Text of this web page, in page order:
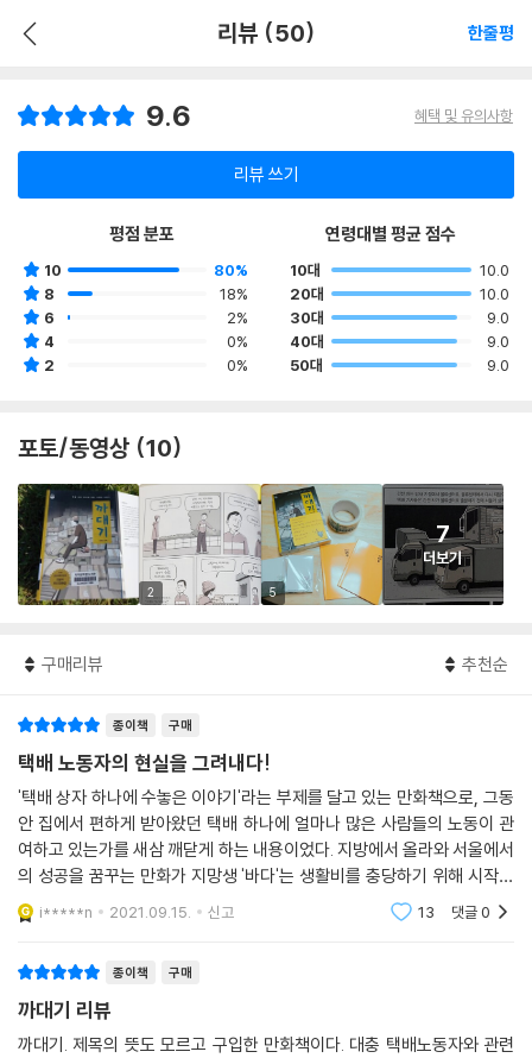
리뷰 (50) 한줄평
9.6 혜택 및 유의사항
리뷰 쓰기
평점 분포
10
80%
8
18%
6
2%
4
0%
2
0%
연령대별 평균 점수
10대
10.0
20대
10.0
30대
9.0
40대
9.0
50대
9.0
포토/동영상 (10)
2 5
7
더보기
구매리뷰 추천순
종이책 구매
택배 노동자의 현실을 그려내다!
'택배 상자 하나에 수놓은 이야기'라는 부제를 달고 있는 만화책으로, 그동
안 집에서 편하게 받아왔던 택배 하나에 얼마나 많은 사람들의 노동이 관
여하고 있는가를 새삼 깨닫게 하는 내용이었다. 지방에서 올라와 서울에서
의 성공을 꿈꾸는 만화가 지망생 '바다'는 생활비를 충당하기 위해 시작한
택배 회사의 짐을 내리는 아르바이트를 시작하게 된다. 보통 창고나 부두
에서 인부들이
i*****n 2021.09.15. 신고 13 댓글0
종이책 구매
까대기 리뷰
까대기. 제목의 뜻도 모르고 구입한 만화책이다. 대충 택배노동자와 관련